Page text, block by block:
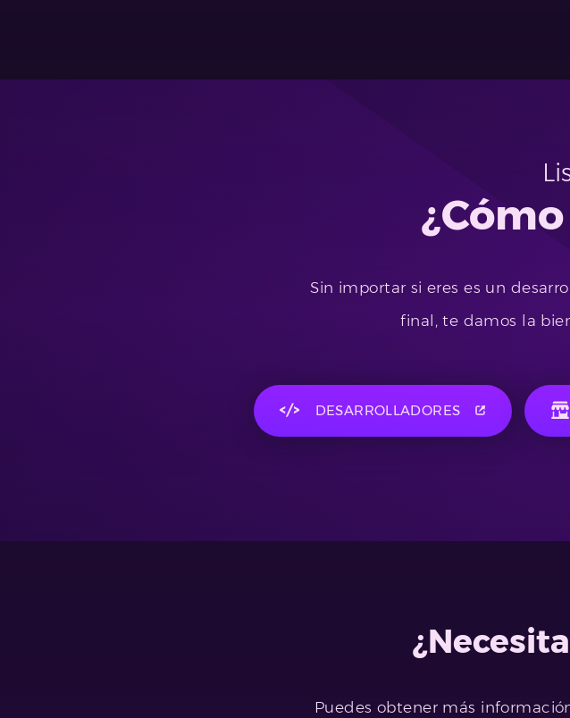
Sin importar si eres es un
final, te damos la
DESARROLLADORES
Puedes obtener más